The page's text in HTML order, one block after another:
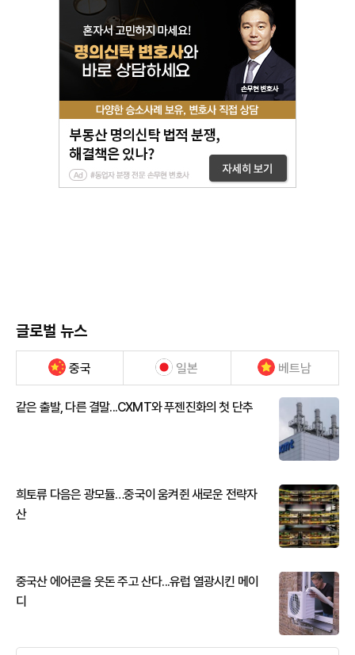
글로벌 뉴스
중국 일본 베트남
같은 출발, 다른 결말...CXMT와 푸젠진화의 첫 단추
희토류 다음은 광모듈…중국이 움켜쥔 새로운 전략자
산
중국산 에어콘을 웃돈 주고 산다...유럽 열광시킨 메이
디